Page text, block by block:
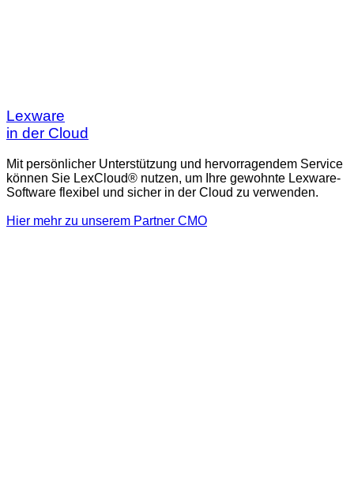
Lexware
in der Cloud
Mit persönlicher Unterstützung und hervorragendem Service
können Sie LexCloud® nutzen, um Ihre gewohnte Lexware-
Software flexibel und sicher in der Cloud zu verwenden.
Hier mehr zu unserem Partner CMO